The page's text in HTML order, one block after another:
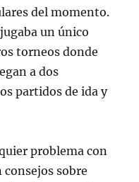
del momento.
un único
torneos donde
a dos
partidos de ida y
problema con
sobre